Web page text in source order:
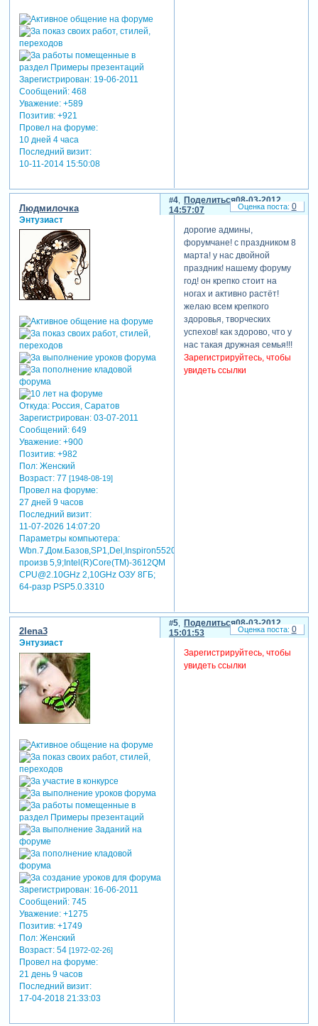
Зарегистрирован: 19-06-2011
Сообщений:468
Уважение: +589
Позитив: +921
Провел на форуме:
10 дней 4 часа
Последний визит:
10-11-2014 15:50:08
Поделиться
4
08-03-2012
14:57:07
Людмилочка
Энтузиаст
Откуда:Россия, Саратов
Зарегистрирован: 03-07-2011
Сообщений:649
Уважение: +900
Позитив: +982
Пол:Женский
Возраст:77 [1948-08-19]
Провел на форуме:
27 дней 9 часов
Последний визит:
11-07-2026 14:07:20
Параметры компьютера:
Wbn.7,Дом.Базов,SP1,Del,Inspiron5520,индекс
произв 5,9;Intel(R)Core(TM)-3612QM
CPU@2.10GHz 2,10GHz ОЗУ 8ГБ;
64-разр PSP5.0.3310
дорогие админы,
форумчане! с праздником 8
марта! у нас двойной
праздник! нашему форуму
год! он крепко стоит на
ногах и активно растёт!
желаю всем крепкого
здоровья, творческих
успехов! как здорово, что у
нас такая дружная семья!!!
Зарегистрируйтесь, чтобы
увидеть ссылки
0
Поделиться
5
08-03-2012
15:01:53
2lena3
Энтузиаст
Зарегистрирован: 16-06-2011
Сообщений:745
Уважение: +1275
Позитив: +1749
Пол:Женский
Возраст:54 [1972-02-26]
Провел на форуме:
21 день 9 часов
Последний визит:
17-04-2018 21:33:03
Зарегистрируйтесь, чтобы
увидеть ссылки
0